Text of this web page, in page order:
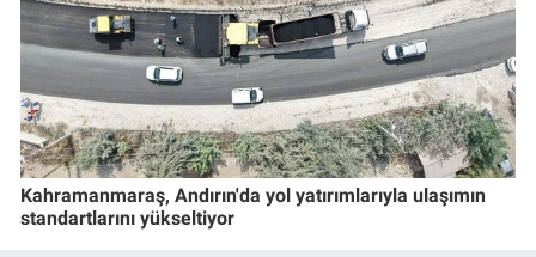
Kahramanmaraş, Andırın'da yol yatırımlarıyla ulaşımın
standartlarını yükseltiyor